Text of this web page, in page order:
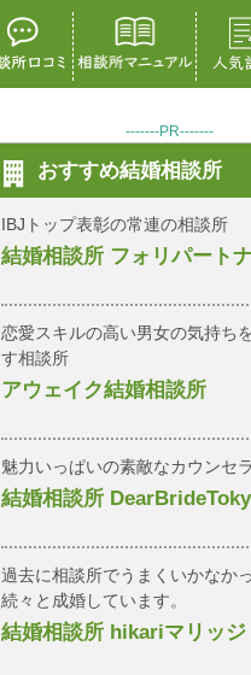
-------PR-------
おすすめ結婚相談所
IBJトップ表彰の常連の相談所
結婚相談所 フォリパート
恋愛スキルの高い男女の気持ち
す相談所
アウェイク結婚相談所
魅力いっぱいの素敵なカウンセ
結婚相談所
過去に相談所でうまくいかなか
続々と成婚しています。
結婚相談所 hikariマリッジ